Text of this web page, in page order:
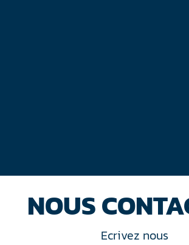
NOUS
Ecrivez nous